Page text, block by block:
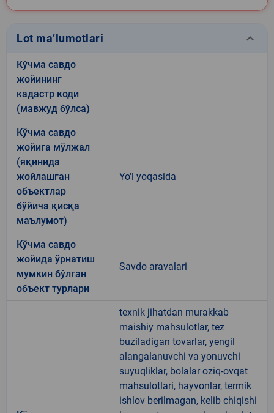
Lot ma’lumotlari keyboard_arrow_down
Кўчма савдо
жойининг
кадастр коди
(мавжуд бўлса)
Кўчма савдо
жойига мўлжал
(яқинида
жойлашган
объектлар
бўйича қисқа
маълумот)
Yo'l yoqasida
Кўчма савдо
жойида ўрнатиш
мумкин бўлган
объект турлари
Savdo aravalari
texnik jihatdan murakkab
maishiy mahsulotlar, tez
buziladigan tovarlar, yengil
alangalanuvchi va yonuvchi
suyuqliklar, bolalar oziq-ovqat
mahsulotlari, hayvonlar, termik
ishlov berilmagan, kelib chiqishi